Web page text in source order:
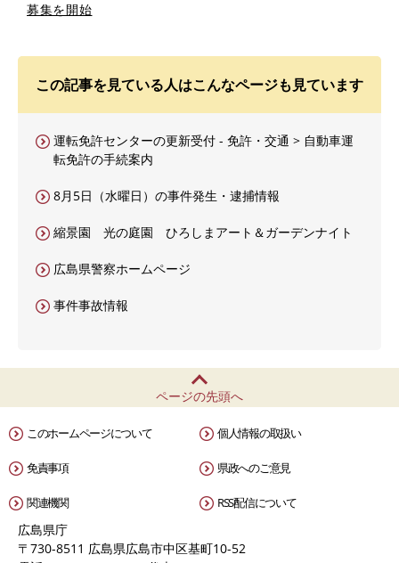
募集を開始
この記事を見ている人はこんなページも見ています
運転免許センターの更新受付 - 免許・交通 > 自動車運
転免許の手続案内
8月5日（水曜日）の事件発生・逮捕情報
縮景園 光の庭園 ひろしまアート＆ガーデンナイト
広島県警察ホームページ
事件事故情報
ページの先頭へ
このホームページについて 個人情報の取扱い
免責事項 県政へのご意見
関連機関 RSS配信について
広島県庁
〒730-8511 広島県広島市中区基町10-52